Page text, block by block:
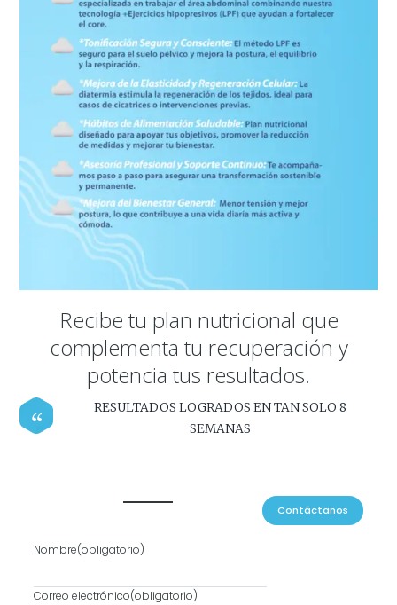
Recibe tu plan nutricional que
complementa tu recuperación y
potencia tus resultados.
RESULTADOS LOGRADOS EN TAN SOLO 8
SEMANAS
Contáctanos
Nombre(obligatorio)
Correo electrónico(obligatorio)